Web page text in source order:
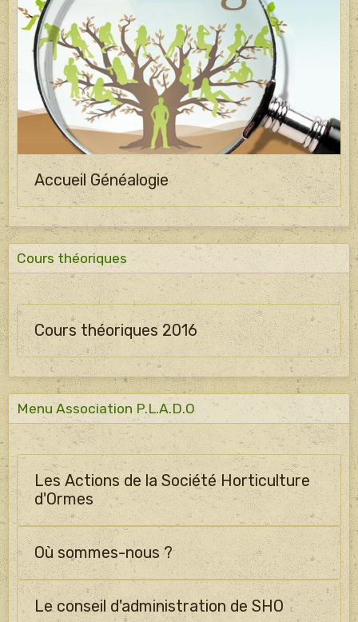
Accueil Généalogie
Cours théoriques
Cours théoriques 2016
Menu Association P.L.A.D.O
Les Actions de la Société Horticulture
d'Ormes
Où sommes-nous ?
Le conseil d'administration de SHO